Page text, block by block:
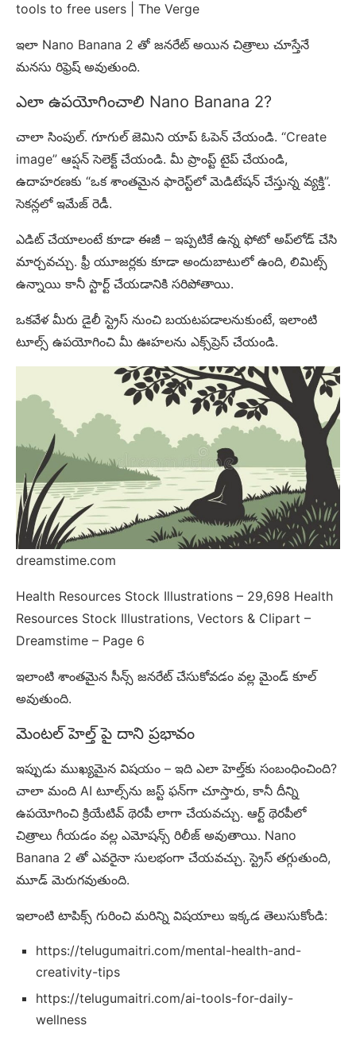
tools to free users | The Verge
ఇలా Nano Banana 2 తో జనరేట్ అయిన చిత్రాలు చూస్తేనే
మనసు రిఫ్రెష్ అవుతుంది.
ఎలా ఉపయోగించాలి Nano Banana 2?
చాలా సింపుల్. గూగుల్ జెమిని యాప్ ఓపెన్ చేయండి. “Create
image” ఆప్షన్ సెలెక్ట్ చేయండి. మీ ప్రాంప్ట్ టైప్ చేయండి,
ఉదాహరణకు “ఒక శాంతమైన ఫారెస్ట్‌లో మెడిటేషన్ చేస్తున్న వ్యక్తి”.
సెకన్లలో ఇమేజ్ రెడీ.
ఎడిట్ చేయాలంటే కూడా ఈజీ – ఇప్పటికే ఉన్న ఫోటో అప్‌లోడ్ చేసి
మార్చవచ్చు. ఫ్రీ యూజర్లకు కూడా అందుబాటులో ఉంది, లిమిట్స్
ఉన్నాయి కానీ స్టార్ట్ చేయడానికి సరిపోతాయి.
ఒకవేళ మీరు డైలీ స్ట్రెస్ నుంచి బయటపడాలనుకుంటే, ఇలాంటి
టూల్స్ ఉపయోగించి మీ ఊహలను ఎక్స్‌ప్రెస్ చేయండి.
dreamstime.com
Health Resources Stock Illustrations – 29,698 Health
Resources Stock Illustrations, Vectors & Clipart –
Dreamstime – Page 6
ఇలాంటి శాంతమైన సీన్స్ జనరేట్ చేసుకోవడం వల్ల మైండ్ కూల్
అవుతుంది.
మెంటల్ హెల్త్ పై దాని ప్రభావం
ఇప్పుడు ముఖ్యమైన విషయం – ఇది ఎలా హెల్త్‌కు సంబంధించింది?
చాలా మంది AI టూల్స్‌ను జస్ట్ ఫన్‌గా చూస్తారు, కానీ దీన్ని
ఉపయోగించి క్రియేటివ్ థెరపీ లాగా చేయవచ్చు. ఆర్ట్ థెరపీలో
చిత్రాలు గీయడం వల్ల ఎమోషన్స్ రిలీజ్ అవుతాయి. Nano
Banana 2 తో ఎవరైనా సులభంగా చేయవచ్చు. స్ట్రెస్ తగ్గుతుంది,
మూడ్ మెరుగవుతుంది.
ఇలాంటి టాపిక్స్ గురించి మరిన్ని విషయాలు ఇక్కడ తెలుసుకోండి:
https://telugumaitri.com/mental-health-and-
creativity-tips
https://telugumaitri.com/ai-tools-for-daily-
wellness